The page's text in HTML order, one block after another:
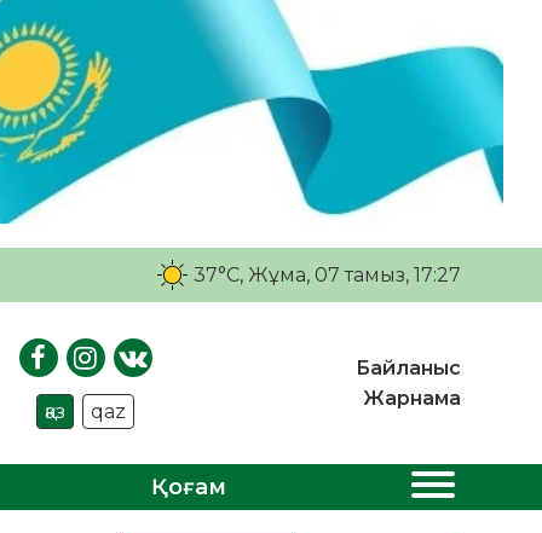
37°C, Жұма, 07 тамыз, 17:27
қаз qaz
Байланыс
Жарнама
Қоғам